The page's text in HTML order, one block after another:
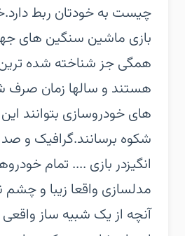
چیست به خودتان ربط
بازی ماشین سنگین های
همگی جز شناخته شده ترین
هستند و سالها زمان
های خودروسازی بتوانند
شکوه برسانند.گرافیک و
انگیزدر بازی .... تمام
مدلسازی واقعا زیبا و
آنچه از یک شبیه ساز واقعی